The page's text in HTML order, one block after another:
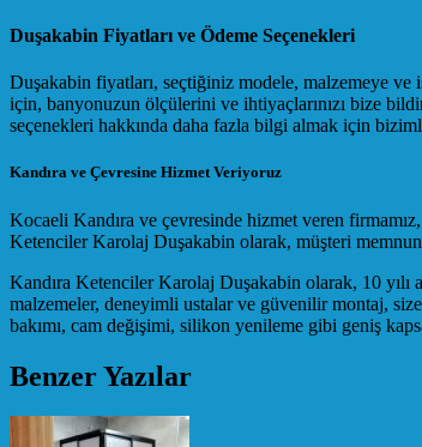
Duşakabin Fiyatları ve Ödeme Seçenekleri
Duşakabin fiyatları, seçtiğiniz modele, malzemeye
için, banyonuzun ölçülerini ve ihtiyaçlarınızı bize
seçenekleri hakkında daha fazla bilgi almak için
Kandıra ve Çevresine Hizmet Veriyoruz
Kocaeli Kandıra ve çevresinde hizmet veren
Ketenciler Karolaj Duşakabin olarak, müşteri
Kandıra Ketenciler Karolaj Duşakabin olarak, 10
malzemeler, deneyimli ustalar ve güvenilir montaj,
bakımı, cam değişimi, silikon yenileme gibi geniş
Benzer Yazılar